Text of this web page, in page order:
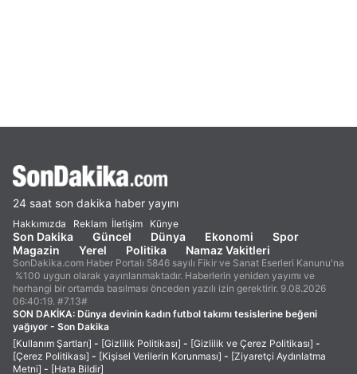
24 saat son dakika haber yayını
Hakkımızda Reklam İletişim Künye
Son Dakika Güncel Dünya Ekonomi
Spor
Magazin
Yerel Politika Namaz Vakitleri
SonDakika.com Haber Portalı 5846 sayılı Fikir ve Sanat Eserleri Kanunu'na
%100 uygun olarak yayınlanmaktadır. Haberlerin yeniden yayımı ve
herhangi bir ortamda basılması önceden yazılı izin gerektirir. 9.08.2026
06:40:19. #7.13#
SON DAKİKA: Dünya devinin kadın futbol takımı tesislerine beğeni
yağıyor - Son Dakika
[Kullanım Şartları] - [Gizlilik Politikası] - [Gizlilik ve Çerez Politikası] -
[Çerez Politikası] - [Kişisel Verilerin Korunması] - [Ziyaretçi Aydınlatma
Metni] - [Hata Bildir]